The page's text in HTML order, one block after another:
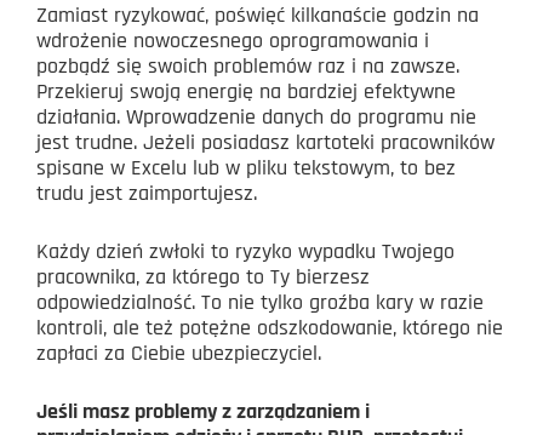
Zamiast ryzykować, poświęć kilkanaście godzin na
wdrożenie nowoczesnego oprogramowania i
pozbądź się swoich problemów raz i na zawsze.
Przekieruj swoją energię na bardziej efektywne
działania. Wprowadzenie danych do programu nie
jest trudne. Jeżeli posiadasz kartoteki pracowników
spisane w Excelu lub w pliku tekstowym, to bez
trudu jest zaimportujesz.
Każdy dzień zwłoki to ryzyko wypadku Twojego
pracownika, za którego to Ty bierzesz
odpowiedzialność. To nie tylko groźba kary w razie
kontroli, ale też potężne odszkodowanie, którego nie
zapłaci za Ciebie ubezpieczyciel.
Jeśli masz problemy z zarządzaniem i